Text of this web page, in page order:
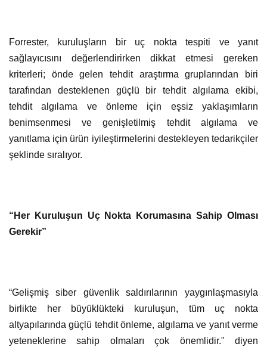
Forrester, kuruluşların bir uç nokta tespiti ve yanıt
sağlayıcısını değerlendirirken dikkat etmesi gereken
kriterleri; önde gelen tehdit araştırma gruplarından biri
tarafından desteklenen güçlü bir tehdit algılama ekibi,
tehdit algılama ve önleme için eşsiz yaklaşımların
benimsenmesi ve genişletilmiş tehdit algılama ve
yanıtlama için ürün iyileştirmelerini destekleyen tedarikçiler
şeklinde sıralıyor.
“Her Kuruluşun Uç Nokta Korumasına Sahip Olması
Gerekir”
“Gelişmiş siber güvenlik saldırılarının yaygınlaşmasıyla
birlikte her büyüklükteki kuruluşun, tüm uç nokta
altyapılarında güçlü tehdit önleme, algılama ve yanıt verme
yeteneklerine sahip olmaları çok önemlidir." diyen